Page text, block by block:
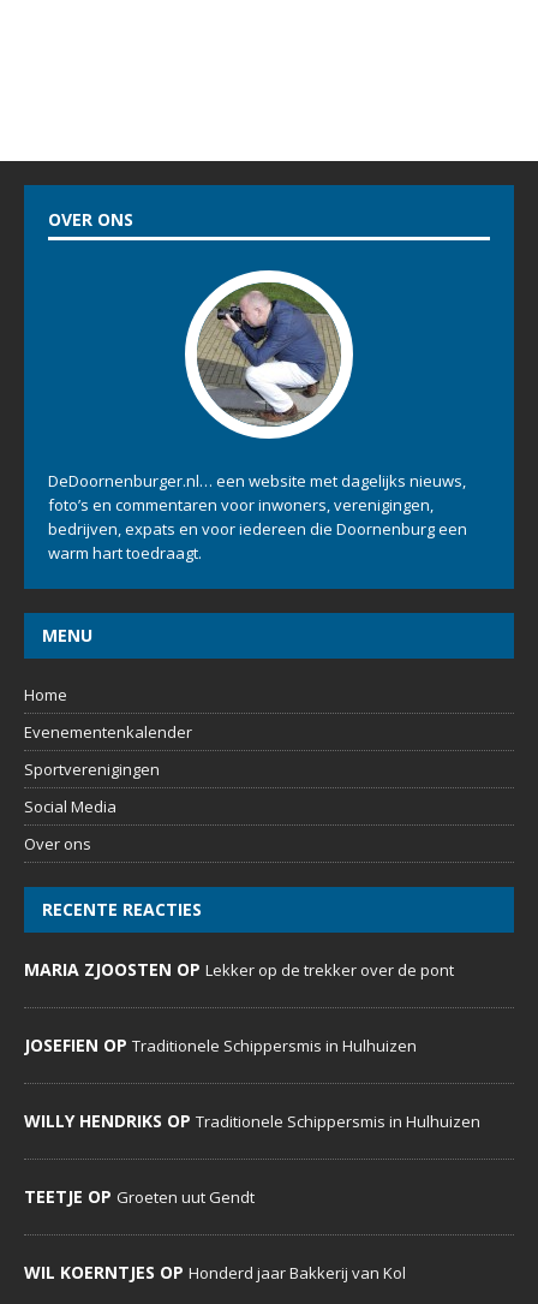
OVER ONS
DeDoornenburger.nl… een website met dagelijks nieuws,
foto’s en commentaren voor inwoners, verenigingen,
bedrijven, expats en voor iedereen die Doornenburg een
warm hart toedraagt.
MENU
Home
Evenementenkalender
Sportverenigingen
Social Media
Over ons
RECENTE REACTIES
MARIA ZJOOSTEN OP Lekker op de trekker over de pont
JOSEFIEN OP Traditionele Schippersmis in Hulhuizen
WILLY HENDRIKS OP Traditionele Schippersmis in Hulhuizen
TEETJE OP Groeten uut Gendt
WIL KOERNTJES OP Honderd jaar Bakkerij van Kol